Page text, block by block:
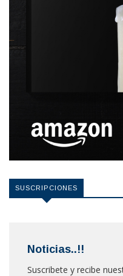
SUSCRIPCIONES
Noticias..!!
Suscribete y recibe